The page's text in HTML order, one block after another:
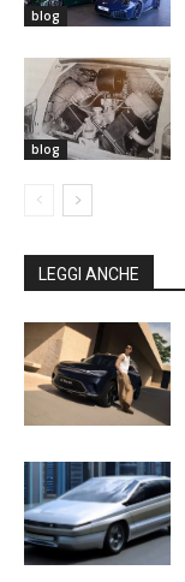
blog
blog
LEGGI ANCHE